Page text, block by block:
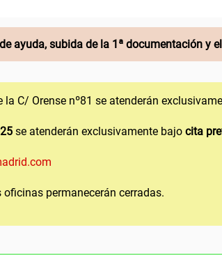
ayuda, subida de la 1ª documentación y
C/ Orense nº81 se atenderán
se atenderán exclusivamente bajo cita
permanecerán cerradas.